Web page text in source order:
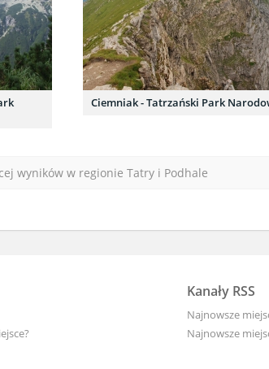
Ciemniak - Tatrzański Park
wyników w regionie Tatry i Podhale
Kanały RSS
Najnowsze
Najnowsze